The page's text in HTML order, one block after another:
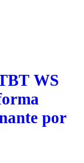
WS
por